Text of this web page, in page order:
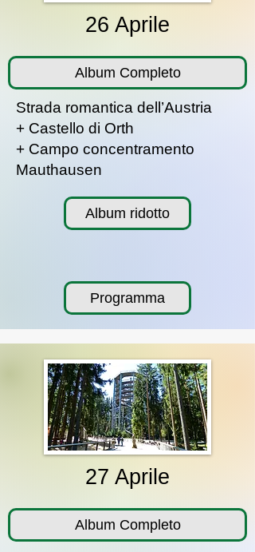
26 Aprile
Album Completo
Strada romantica dell’Austria
+ Castello di Orth
+ Campo concentramento
Mauthausen
Album ridotto
Programma
27 Aprile
Album Completo